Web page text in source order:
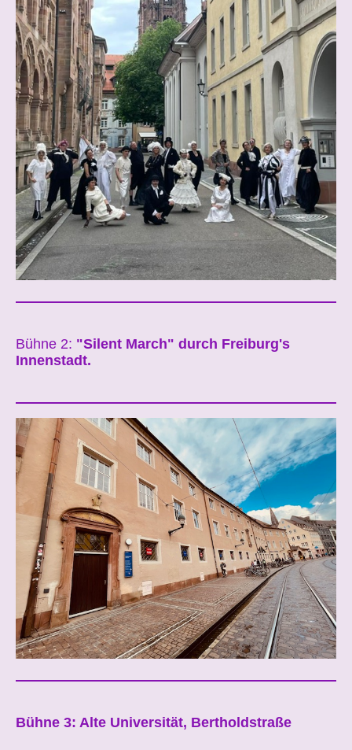
Bühne 2: "Silent March" durch Freiburg's
Innenstadt.
Bühne 3: Alte Universität, Bertholdstraße